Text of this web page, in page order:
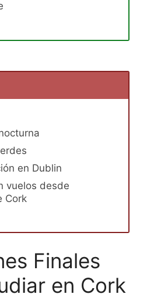
en Dublin
vuelos desde
Cork
Finales
en Cork